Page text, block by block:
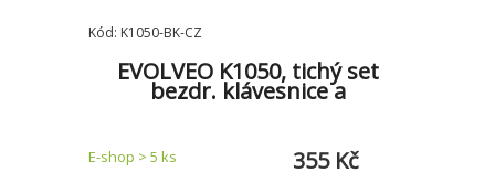
Kód: K1050-BK-CZ
EVOLVEO K1050, tichý set
bezdr. klávesnice a
E-shop > 5 ks 355 Kč